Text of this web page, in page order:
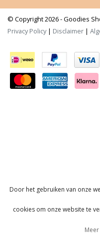
© Copyright 2026 - Goodies
Privacy Policy| Disclaimer |
Door het gebruiken van onze
cookies om onze website te